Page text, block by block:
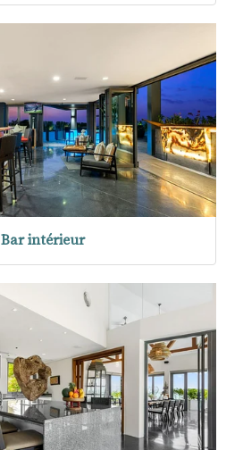
Bar intérieur